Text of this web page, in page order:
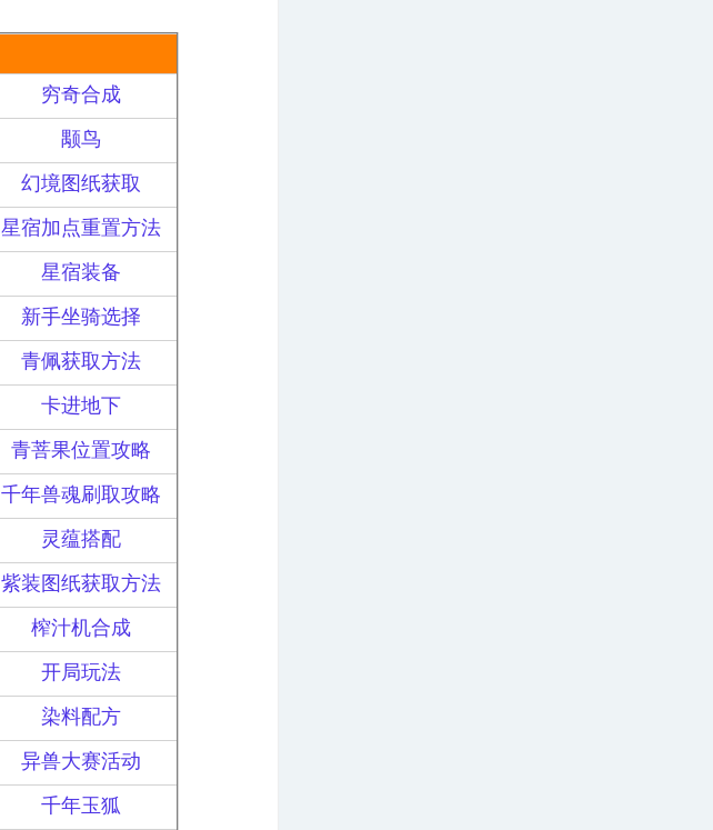
穷奇合成
颙鸟
幻境图纸获取
星宿加点重置方法
星宿装备
新手坐骑选择
青佩获取方法
卡进地下
青菩果位置攻略
千年兽魂刷取攻略
灵蕴搭配
紫装图纸获取方法
榨汁机合成
开局玩法
染料配方
异兽大赛活动
千年玉狐